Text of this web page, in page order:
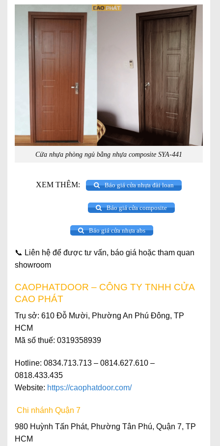
Cửa nhựa phòng ngủ bằng nhựa composite SYA-441
XEM THÊM: Báo giá cửa nhựa đài loan
Báo giá cửa composite
Báo giá cửa nhựa abs
📞 Liên hệ để được tư vấn, báo giá hoặc tham quan
showroom
CAOPHATDOOR – CÔNG TY TNHH CỬA
CAO PHÁT
Trụ sở: 610 Đỗ Mười, Phường An Phú Đông, TP
HCM
Mã số thuế: 0319358939
Hotline: 0834.713.713 – 0814.627.610 –
0818.433.435
Website: https://caophatdoor.com/
Chi nhánh Quận 7
980 Huỳnh Tấn Phát, Phường Tân Phú, Quận 7, TP
HCM